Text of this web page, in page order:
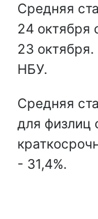
Средняя
24 октября
23
НБУ.
Средняя
для физлиц
- 31,4%.